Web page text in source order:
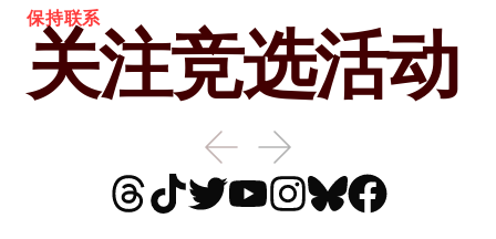
保持联系
关注竞选活动